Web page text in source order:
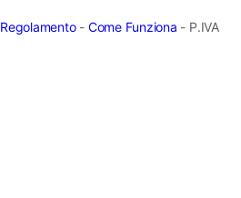
Regolamento- Come Funziona - P.IVA